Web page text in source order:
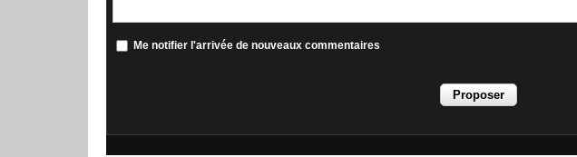
Me notifier l'arrivée de nouveaux commentaires